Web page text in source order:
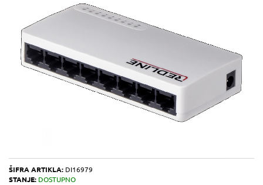
ŠIFRA ARTIKLA: DI16979
STANJE: DOSTUPNO